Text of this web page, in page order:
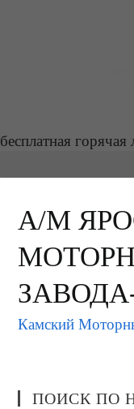
бесплатная горячая
А/М
Камский
ПОИСК ПО